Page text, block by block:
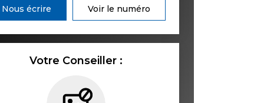
Nous écrire Voir le numéro
Votre Conseiller :